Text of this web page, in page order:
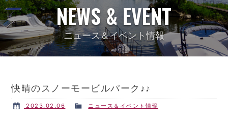
レンタル 猪苗代ビーチサイドマリーナ
修理 & カスタム
NEWS & EVENT
ニュース＆イベント情報
快晴のスノーモービルパーク♪♪
2023.02.06 ニュース＆イベント情報